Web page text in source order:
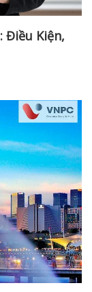
Điều Kiện,